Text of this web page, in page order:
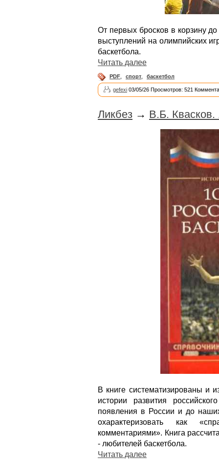
От первых бросков в корзину
выступлений на олимпийских
баскетбола.
Читать далее
PDF спорт баскетбол
gefexi 03/05/26 Просмотров: 521
Ликбез → В.Б. Квасков.
В книге систематизированы и
истории развития
появления в России и до
охарактеризовать как
комментариями». Книга
- любителей баскетбола.
Читать далее